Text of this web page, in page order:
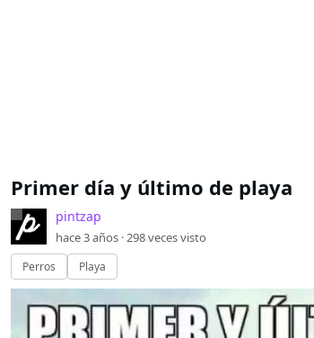
Primer día y último de playa
pintzap
hace 3 años ·298veces visto
Perros Playa